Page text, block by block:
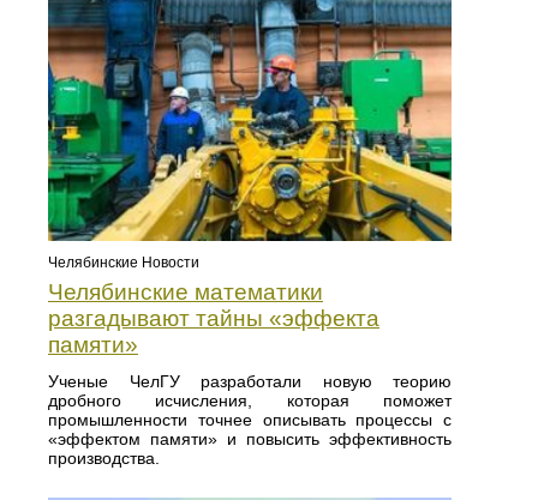
Челябинские Новости
Челябинские математики
разгадывают тайны «эффекта
памяти»
Ученые ЧелГУ разработали новую теорию
дробного исчисления, которая поможет
промышленности точнее описывать процессы с
«эффектом памяти» и повысить эффективность
производства.